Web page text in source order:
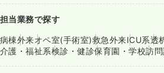
担当業務で探す
病棟外来オペ室(手術室)救急外来ICU系透
介護・福祉系検診・健診保育園・学校訪